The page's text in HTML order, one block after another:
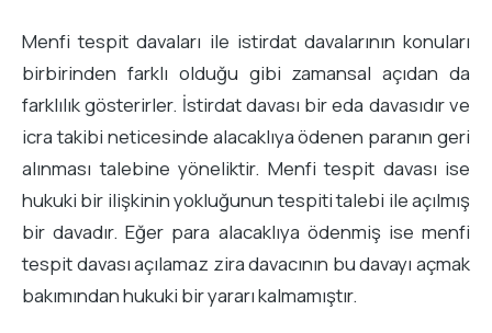
Menfi tespit davaları ile istirdat davalarının konuları
birbirinden farklı olduğu gibi zamansal açıdan da
farklılık gösterirler. İstirdat davası bir eda davasıdır ve
icra takibi neticesinde alacaklıya ödenen paranın geri
alınması talebine yöneliktir. Menfi tespit davası ise
hukuki bir ilişkinin yokluğunun tespiti talebi ile açılmış
bir davadır. Eğer para alacaklıya ödenmiş ise menfi
tespit davası açılamaz zira davacının bu davayı açmak
bakımından hukuki bir yararı kalmamıştır.